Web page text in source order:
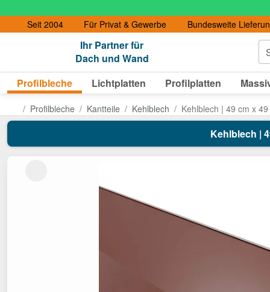
Seit 2004
Für Privat & Gewerbe Bundesweite
Ihr Partner für
Dach und Wand
Profilbleche Lichtplatten Profilplatten
Profilbleche Kantteile Kehlblech Kehlblech | 49 cm x
Kehlblech |